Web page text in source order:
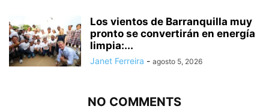
Los vientos de Barranquilla muy
pronto se convertirán en energía
limpia:...
Janet Ferreira - agosto 5, 2026
NO COMMENTS